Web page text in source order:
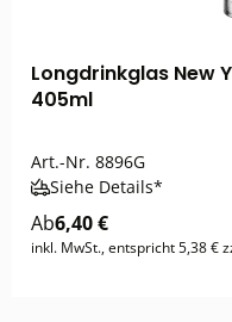
Longdrinkglas New
405ml
Art.-Nr. 8896G
Siehe Details*
Ab6,40 €
inkl. MwSt., entspricht 5,38 €